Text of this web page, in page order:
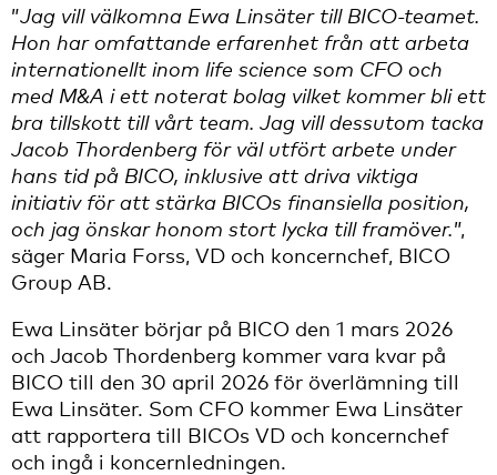
”Jag vill välkomna Ewa Linsäter till BICO-teamet.
Hon har omfattande erfarenhet från att arbeta
internationellt inom life science som CFO och
med M&A i ett noterat bolag vilket kommer bli ett
bra tillskott till vårt team. Jag vill dessutom tacka
Jacob Thordenberg för väl utfört arbete under
hans tid på BICO, inklusive att driva viktiga
initiativ för att stärka BICOs finansiella position,
och jag önskar honom stort lycka till framöver.”,
säger Maria Forss, VD och koncernchef, BICO
Group AB.
Ewa Linsäter börjar på BICO den 1 mars 2026
och Jacob Thordenberg kommer vara kvar på
BICO till den 30 april 2026 för överlämning till
Ewa Linsäter. Som CFO kommer Ewa Linsäter
att rapportera till BICOs VD och koncernchef
och ingå i koncernledningen.